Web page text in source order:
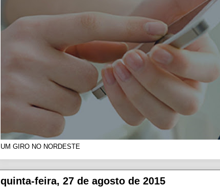
UM GIRO NO NORDESTE
quinta-feira, 27 de agosto de 2015